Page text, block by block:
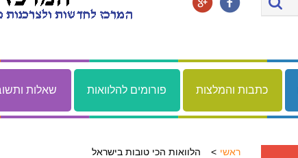
כתבות והמלצות פורומים להלוואות שאלות
ראשי הלוואות הכי טובות בישראל